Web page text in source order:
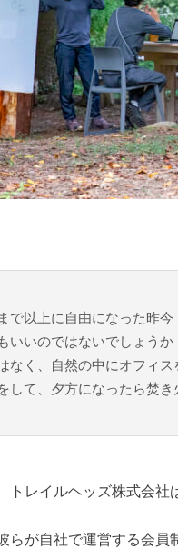
で以上に自由になった昨
いいのではないでしょうか
なく、自然の中にオフィ
して、夕方になったら焚き
トレイルヘッズ株式会社
らが自社で運営する会